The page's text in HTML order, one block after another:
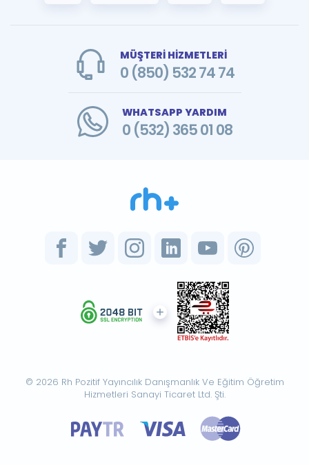
MÜŞTERİ HİZMETLERİ
0 (850) 532 74 74
WHATSAPP YARDIM
0 (532) 365 01 08
© 2026 Rh Pozitif Yayıncılık Danışmanlık Ve Eğitim Öğretim
Hizmetleri Sanayi Ticaret Ltd. Şti.